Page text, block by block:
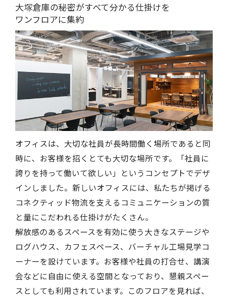
大塚倉庫の秘密がすべて分かる仕掛けを
ワンフロアに集約
オフィスは、大切な社員が長時間働く場所であると同
時に、お客様を招くとても大切な場所です。「社員に
誇りを持って働いて欲しい」というコンセプトでデザ
インしました。新しいオフィスには、私たちが掲げる
コネクティッド物流を支えるコミュニケーションの質
と量にこだわれる仕掛けがたくさん。
解放感のあるスペースを有効に使う大きなステージや
ログハウス、カフェスペース、バーチャル工場見学コ
ーナーを設けています。お客様や社員の打合せ、講演
会などに自由に使える空間となっており、懇親スペー
スとしても利用されています。このフロアを見れば、